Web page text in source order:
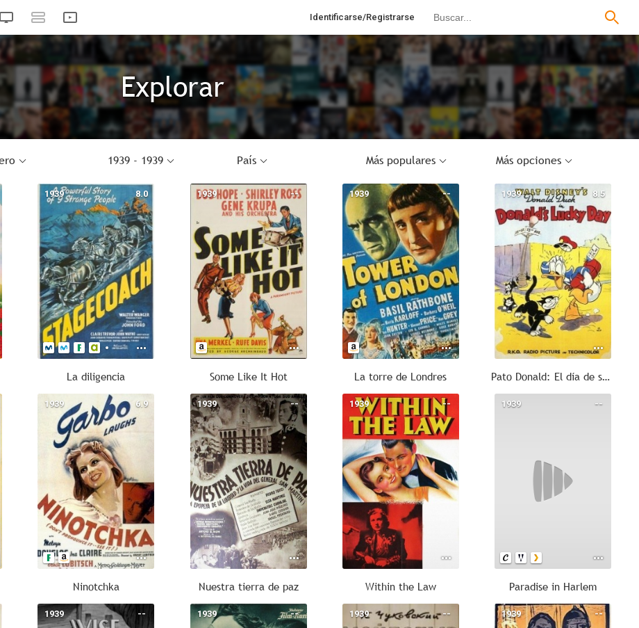
Identificarse/Registrarse
Explorar
1939 - 1939 País Más populares Más opciones
8.0
1939
La diligencia
--
1939
Some Like It Hot
--
1939
La torre de Londres
8.5
1939
Pato Donald: El día de suerte de Donald
6.9
1939
Ninotchka
--
1939
Nuestra tierra de paz
--
1939
Within the Law
--
1939
Paradise in Harlem
--
1939 --
1939 --
1939 --
1939